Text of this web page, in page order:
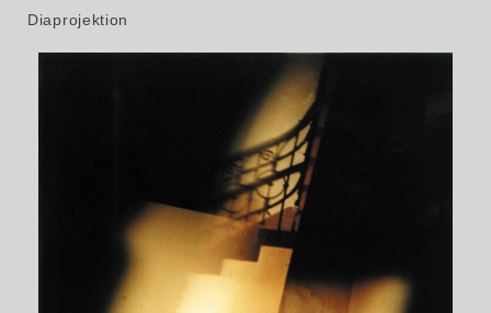
Diaprojektion